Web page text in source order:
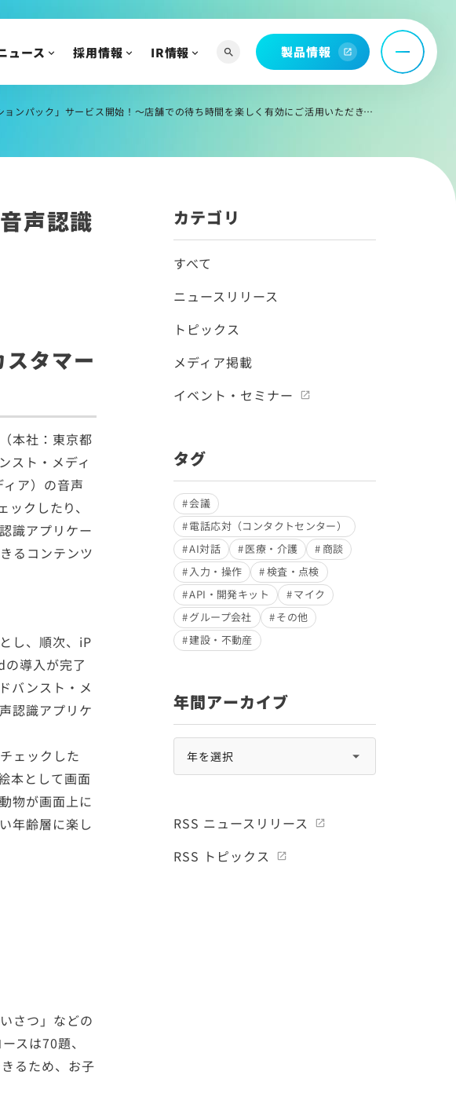
株主・投資家の皆様へ
IR資料/決算短信および関連資料
財務ハイライト
株主総会/株式関連情報
IRについてのご質問
ュース 採用情報 IR情報 search 製品情報 open_in_new
ビス開始！～店舗での待ち時間を楽しく有効にご活用いただき、カスタマーサービスを向上～
声認識
タマー
本社：東京都
スト・メディ
ア）の音声
クしたり、
識アプリケー
るコンテンツ
し、順次、iP
導入が完了
バンスト・メ
認識アプリケ
ェックした
本として画面
物が画面上に
年齢層に楽し
さつ」などの
スは70題、
るため、お子
カテゴリ
すべて
ニュースリリース
トピックス
メディア掲載
イベント・セミナー
タグ
会議
電話応対（コンタクトセンター）
AI対話
医療・介護
商談
入力・操作
検査・点検
API・開発キット
マイク
グループ会社
その他
建設・不動産
年間アーカイブ
RSS ニュースリリース
RSS トピックス